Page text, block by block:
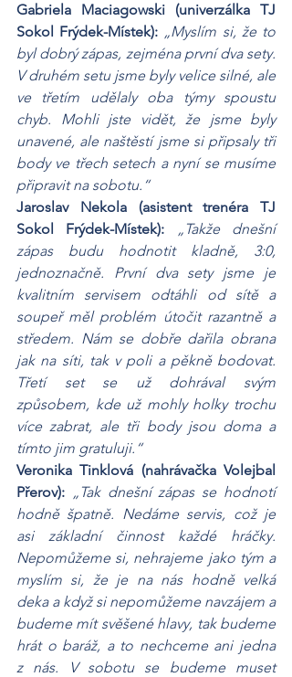
Gabriela Maciagowski (univerzálka TJ
Sokol Frýdek-Místek): „Myslím si, že to
byl dobrý zápas, zejména první dva sety.
V druhém setu jsme byly velice silné, ale
ve třetím udělaly oba týmy spoustu
chyb. Mohli jste vidět, že jsme byly
unavené, ale naštěstí jsme si připsaly tři
body ve třech setech a nyní se musíme
připravit na sobotu.“
Jaroslav Nekola (asistent trenéra TJ
Sokol Frýdek-Místek):
„Takže dnešní
zápas budu hodnotit kladně, 3:0,
jednoznačně. První dva sety jsme je
kvalitním servisem odtáhli od sítě a
soupeř měl problém útočit razantně a
středem. Nám se dobře dařila obrana
jak na síti, tak v poli a pěkně bodovat.
Třetí set se už dohrával svým
způsobem, kde už mohly holky trochu
více zabrat, ale tři body jsou doma a
tímto jim gratuluji.“
Veronika Tinklová (nahrávačka Volejbal
Přerov): „Tak dnešní zápas se hodnotí
hodně špatně. Nedáme servis, což je
asi základní činnost každé hráčky.
Nepomůžeme si, nehrajeme jako tým a
myslím si, že je na nás hodně velká
deka a když si nepomůžeme navzájem a
budeme mít svěšené hlavy, tak budeme
hrát o baráž, a to nechceme ani jedna
z nás. V sobotu se budeme muset